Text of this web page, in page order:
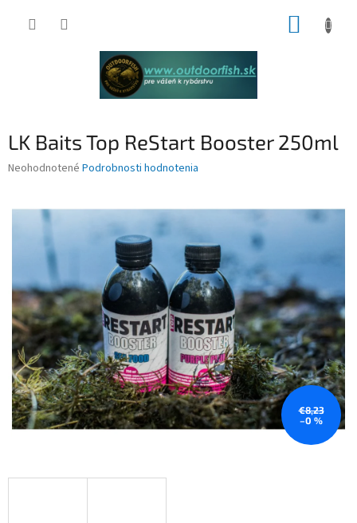
LK Baits Top ReStart Booster 250ml
Priemerné
je
hviezdičiek.
Neohodnotené Podrobnosti hodnotenia
€8,23
–0 %